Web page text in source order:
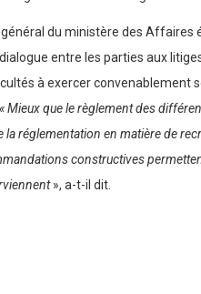
du ministère des Affaires
entre les parties aux
à exercer convenablement
« Mieux que le règlement des
la réglementation en matière de
constructives
», a-t-il dit.